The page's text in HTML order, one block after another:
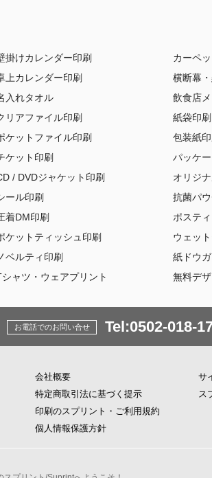
掛けカレンダー印刷
上カレンダー印刷
入れタオル
リアファイル印刷
ケットファイル印刷
ケット印刷
/ DVDジャケット印刷
ール印刷
着DM印刷
ケットティッシュ印刷
ベルティ印刷
シャツ・ウェアプリント
カーペ
横断幕
飲食店
紙袋印刷
包装紙印
パッケ
オリジ
抗菌パ
ポステ
ウェッ
紙ドウ
無料デ
お電話でのお問い合せ Tel:0502-018-
会社概要
特定商取引法に基づく提示
印刷のスプリント・ご利用規約
個人情報保護方針
サ
ス